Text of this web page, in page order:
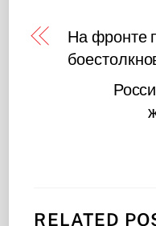
На фронте
RELATED